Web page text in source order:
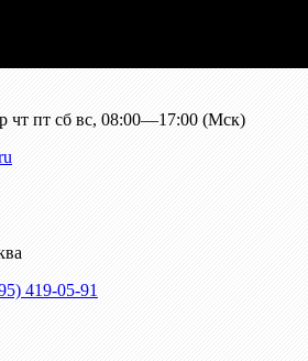
чт пт сб вс, 08:00—17:00 (Мск)
419-05-91